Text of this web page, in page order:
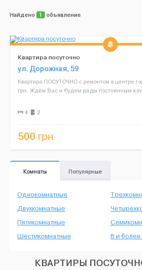
Найдено 1 объявление
Квартира посуточно
ул. Дорожная, 59
Квартира ПОСУТОЧНО с ремонтом в центре
грн. Ждём Вас и будем рады постоянным
4 2
500 грн
Комнаты Популярные
Однокомнатные
Двухкомнатные
Пятикомнатные
Шестикомнатные
8 и более
КВАРТИРЫ